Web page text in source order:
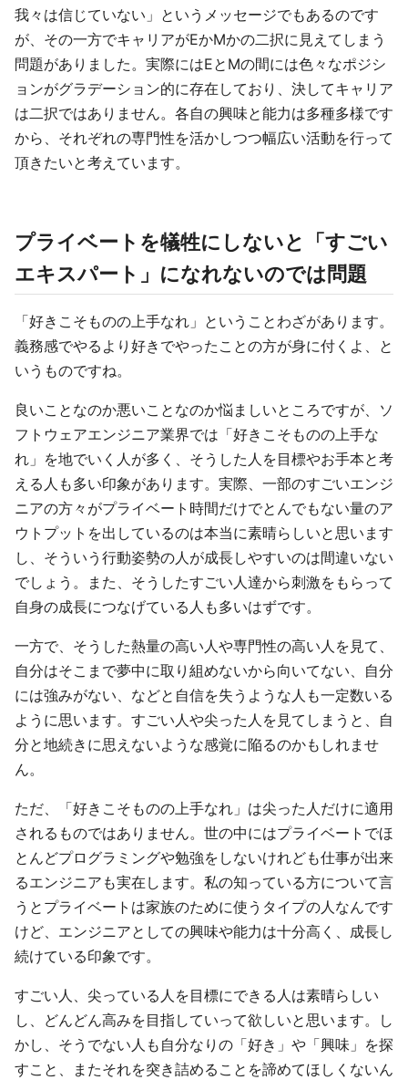
我々は信じていない」というメッセージでもあるのです
が、その一方でキャリアがEかMかの二択に見えてしまう
問題がありました。実際にはEとMの間には色々なポジシ
ョンがグラデーション的に存在しており、決してキャリア
は二択ではありません。各自の興味と能力は多種多様です
から、それぞれの専門性を活かしつつ幅広い活動を行って
頂きたいと考えています。
プライベートを犠牲にしないと「すごい
エキスパート」になれないのでは問題
「好きこそものの上手なれ」ということわざがあります。
義務感でやるより好きでやったことの方が身に付くよ、と
いうものですね。
良いことなのか悪いことなのか悩ましいところですが、ソ
フトウェアエンジニア業界では「好きこそものの上手な
れ」を地でいく人が多く、そうした人を目標やお手本と考
える人も多い印象があります。実際、一部のすごいエンジ
ニアの方々がプライベート時間だけでとんでもない量のア
ウトプットを出しているのは本当に素晴らしいと思います
し、そういう行動姿勢の人が成長しやすいのは間違いない
でしょう。また、そうしたすごい人達から刺激をもらって
自身の成長につなげている人も多いはずです。
一方で、そうした熱量の高い人や専門性の高い人を見て、
自分はそこまで夢中に取り組めないから向いてない、自分
には強みがない、などと自信を失うような人も一定数いる
ように思います。すごい人や尖った人を見てしまうと、自
分と地続きに思えないような感覚に陥るのかもしれませ
ん。
ただ、「好きこそものの上手なれ」は尖った人だけに適用
されるものではありません。世の中にはプライベートでほ
とんどプログラミングや勉強をしないけれども仕事が出来
るエンジニアも実在します。私の知っている方について言
うとプライベートは家族のために使うタイプの人なんです
けど、エンジニアとしての興味や能力は十分高く、成長し
続けている印象です。
すごい人、尖っている人を目標にできる人は素晴らしい
し、どんどん高みを目指していって欲しいと思います。し
かし、そうでない人も自分なりの「好き」や「興味」を探
すこと、またそれを突き詰めることを諦めてほしくないん